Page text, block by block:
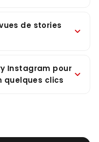
de stories
Instagram pour
quelques clics